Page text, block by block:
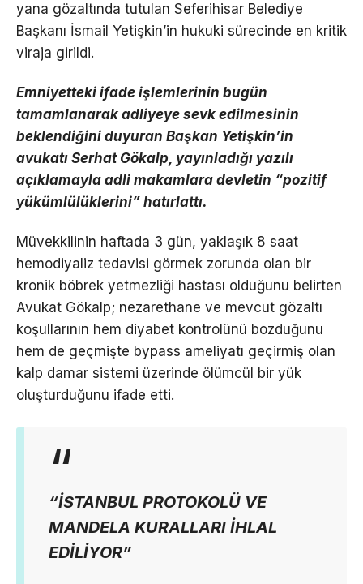
yana gözaltında tutulan Seferihisar Belediye
Başkanı İsmail Yetişkin’in hukuki sürecinde en kritik
viraja girildi.
Emniyetteki ifade işlemlerinin bugün
tamamlanarak adliyeye sevk edilmesinin
beklendiğini duyuran Başkan Yetişkin’in
avukatı Serhat Gökalp, yayınladığı yazılı
açıklamayla adli makamlara devletin “pozitif
yükümlülüklerini” hatırlattı.
Müvekkilinin haftada 3 gün, yaklaşık 8 saat
hemodiyaliz tedavisi görmek zorunda olan bir
kronik böbrek yetmezliği hastası olduğunu belirten
Avukat Gökalp; nezarethane ve mevcut gözaltı
koşullarının hem diyabet kontrolünü bozduğunu
hem de geçmişte bypass ameliyatı geçirmiş olan
kalp damar sistemi üzerinde ölümcül bir yük
oluşturduğunu ifade etti.
“İSTANBUL PROTOKOLÜ VE
MANDELA KURALLARI İHLAL
EDİLİYOR”